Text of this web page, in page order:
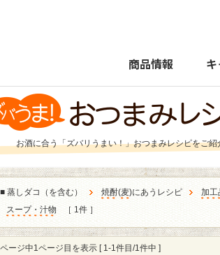
商品情報
お酒に合う「ズバリうまい！」おつまみレシピをご紹
■ 蒸しダコ（を含む） 焼酎(麦)にあうレシピ 加工
スープ・汁物
［ 1件 ］
ージ中1ページ目を表示 [ 1-1件目/1件中 ]